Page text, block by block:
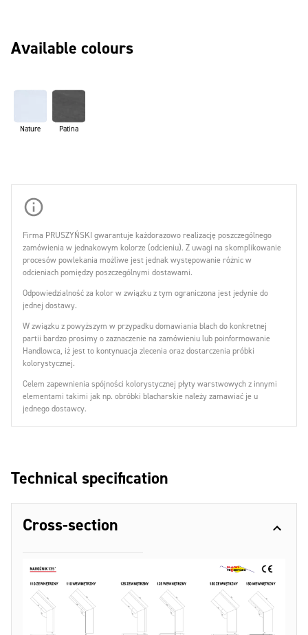
Available colours
Nature Patina
Firma PRUSZYŃSKI gwarantuje każdorazowo realizację poszczególnego
zamówienia w jednakowym kolorze (odcieniu). Z uwagi na skomplikowanie
procesów powlekania możliwe jest jednak występowanie różnic w
odcieniach pomiędzy poszczególnymi dostawami.
Odpowiedzialność za kolor w związku z tym ograniczona jest jedynie do
jednej dostawy.
W związku z powyższym w przypadku domawiania blach do konkretnej
partii bardzo prosimy o zaznaczenie na zamówieniu lub poinformowanie
Handlowca, iż jest to kontynuacja zlecenia oraz dostarczenia próbki
kolorystycznej.
Celem zapewnienia spójności kolorystycznej płyty warstwowych z innymi
elementami takimi jak np. obróbki blacharskie należy zamawiać je u
jednego dostawcy.
Technical specification
Cross-section